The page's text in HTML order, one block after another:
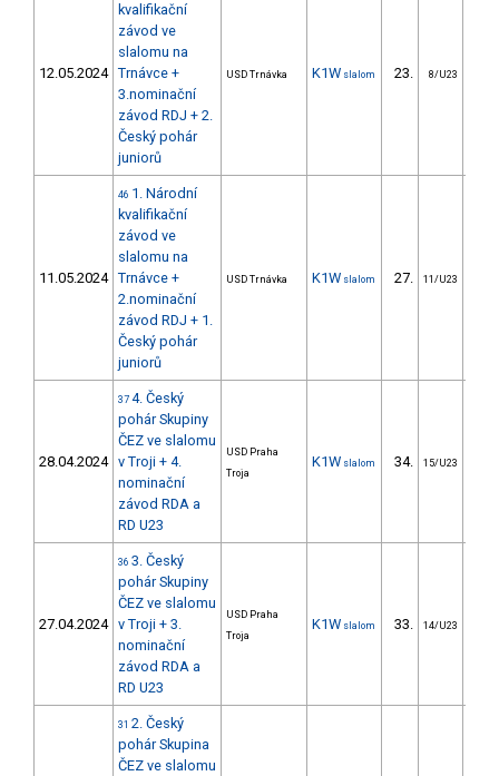
12.05.2024
kvalifikační
závod ve
slalomu na
Trnávce +
3.nominační
závod RDJ + 2.
Český pohár
juniorů
USD Trnávka K1W slalom 23. 8/U23
11.05.2024
46 1. Národní
kvalifikační
závod ve
slalomu na
Trnávce +
2.nominační
závod RDJ + 1.
Český pohár
juniorů
USD Trnávka K1W slalom 27. 11/U23
28.04.2024
37 4. Český
pohár Skupiny
ČEZ ve slalomu
v Troji + 4.
nominační
závod RDA a
RD U23
USD Praha
Troja
K1W slalom 34. 15/U23
27.04.2024
36 3. Český
pohár Skupiny
ČEZ ve slalomu
v Troji + 3.
nominační
závod RDA a
RD U23
USD Praha
Troja
K1W slalom 33. 14/U23
31 2. Český
pohár Skupina
ČEZ ve slalomu